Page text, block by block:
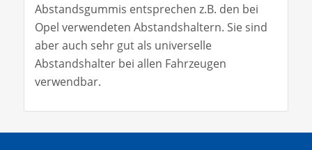
Abstandsgummis entsprechen z.B. den bei
Opel verwendeten Abstandshaltern. Sie sind
aber auch sehr gut als universelle
Abstandshalter bei allen Fahrzeugen
verwendbar.